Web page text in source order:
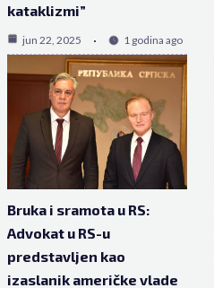
kataklizmi”
jun 22, 2025 1 godina ago
Bruka i sramota u RS:
Advokat u RS-u
predstavljen kao
izaslanik američke vlade